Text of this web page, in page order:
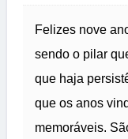
Felizes nove
sendo o pilar
que haja
que os anos
memoráveis.